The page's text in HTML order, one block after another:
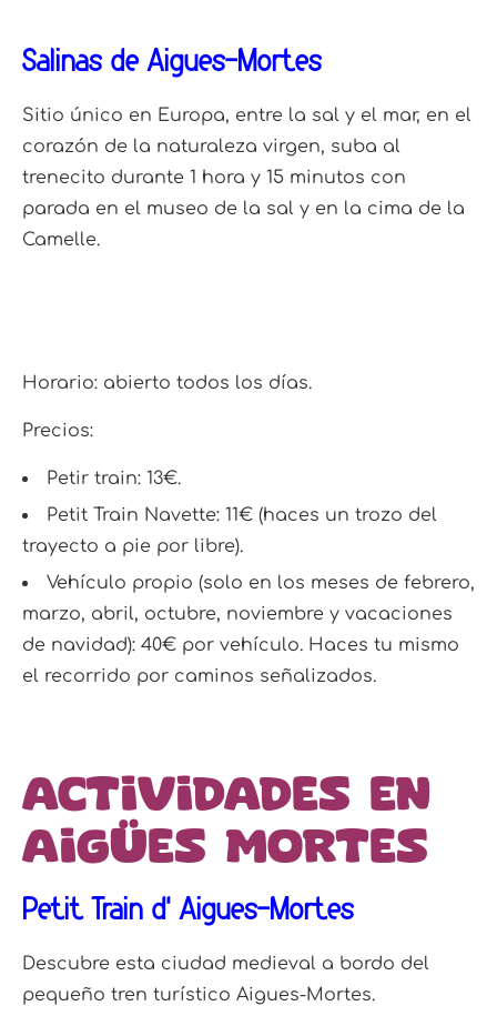
Salinas de Aigues-Mortes
Sitio único en Europa, entre la sal y el mar, en el
corazón de la naturaleza virgen, suba al
trenecito durante 1 hora y 15 minutos con
parada en el museo de la sal y en la cima de la
Camelle.
Horario: abierto todos los días.
Precios:
Petir train: 13€.
Petit Train Navette: 11€ (haces un trozo del
trayecto a pie por libre).
Vehículo propio (solo en los meses de febrero,
marzo, abril, octubre, noviembre y vacaciones
de navidad): 40€ por vehículo. Haces tu mismo
el recorrido por caminos señalizados.
Actividades en
Aigües Mortes
Petit Train d’ Aigues-Mortes
Descubre esta ciudad medieval a bordo del
pequeño tren turístico Aigues-Mortes.